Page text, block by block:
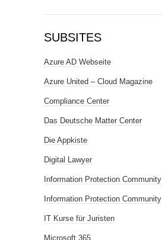
SUBSITES
Azure AD Webseite
Azure United – Cloud Magazine
Compliance Center
Das Deutsche Matter Center
Die Appkiste
Digital Lawyer
Information Protection Community
Information Protection Community
IT Kurse für Juristen
Microsoft 365